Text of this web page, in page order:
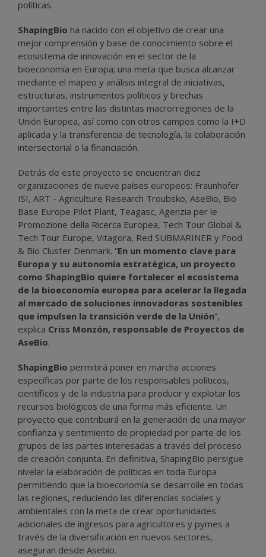
políticas.
ShapingBio ha nacido con el objetivo de crear una
mejor comprensión y base de conocimiento sobre el
ecosistema de innovación en el sector de la
bioeconomía en Europa; una meta que busca alcanzar
mediante el mapeo y análisis integral de iniciativas,
estructuras, instrumentos políticos y brechas
importantes entre las distintas macrorregiones de la
Unión Europea, así como con otros campos como la I+D
aplicada y la transferencia de tecnología, la colaboración
intersectorial o la financiación.
Detrás de este proyecto se encuentran diez
organizaciones de nueve países europeos: Fraunhofer
ISI, ART - Agriculture Research Troubsko, AseBio, Bio
Base Europe Pilot Plant, Teagasc, Agenzia per le
Promozione della Ricerca Europea, Tech Tour Global &
Tech Tour Europe, Vitagora, Red SUBMARINER y Food
& Bio Cluster Denmark. “En un momento clave para
Europa y su autonomía estratégica, un proyecto
como ShapingBio quiere fortalecer el ecosistema
de la bioeconomía europea para acelerar la llegada
al mercado de soluciones innovadoras sostenibles
que impulsen la transición verde de la Unión”,
explica Criss Monzón, responsable de Proyectos de
AseBio.
ShapingBio permitirá poner en marcha acciones
específicas por parte de los responsables políticos,
científicos y de la industria para producir y explotar los
recursos biológicos de una forma más eficiente. Un
proyecto que contribuirá en la generación de una mayor
confianza y sentimiento de propiedad por parte de los
grupos de las partes interesadas a través del proceso
de creación conjunta. En definitiva, ShapingBio persigue
nivelar la elaboración de políticas en toda Europa
permitiendo que la bioeconomía se desarrolle en todas
las regiones, reduciendo las diferencias sociales y
ambientales con la meta de crear oportunidades
adicionales de ingresos para agricultores y pymes a
través de la diversificación en nuevos sectores,
aseguran desde Asebio.